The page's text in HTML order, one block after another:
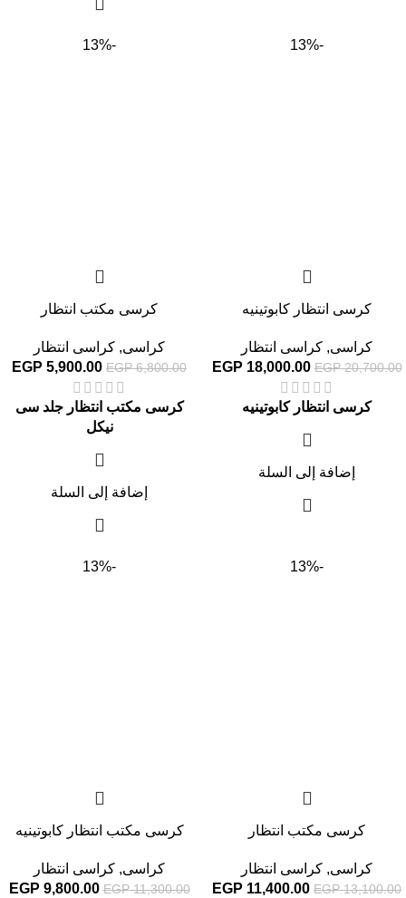
-13%
كرسى انتظار كابوتينيه
كراسى, كراسى انتظار
EGP20,700.00
EGP 18,000.00
كرسى انتظار كابوتينيه
إضافة إلى السلة
-13%
كرسى مكتب انتظار
كراسى, كراسى انتظار
EGP6,800.00
EGP 5,900.00
كرسى مكتب انتظار جلد سى
نيكل
إضافة إلى السلة
-13%
كرسى مكتب انتظار
كراسى, كراسى انتظار
EGP13,100.00
EGP 11,400.00
-13%
كرسى مكتب انتظار كابوتينيه
كراسى, كراسى انتظار
EGP11,300.00
EGP 9,800.00